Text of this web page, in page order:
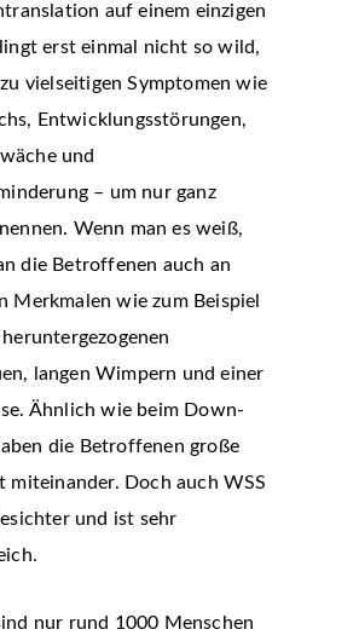
auf einem einzigen
erst einmal nicht so wild,
vielseitigen Symptomen wie
Entwicklungsstörungen,
und
– um nur ganz
Wenn man es weiß,
die Betroffenen auch an
Merkmalen wie zum Beispiel
langen Wimpern und einer
Ähnlich wie beim Down-
die Betroffenen große
miteinander. Doch auch WSS
und ist sehr
nur rund 1000 Menschen